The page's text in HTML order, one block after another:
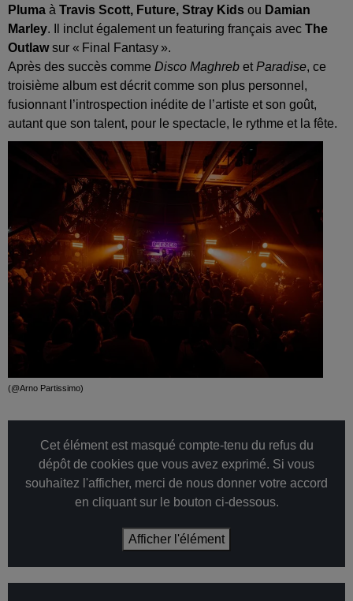
Pluma à Travis Scott, Future, Stray Kids ou Damian
Marley. Il inclut également un featuring français avec The
Outlawsur « Final Fantasy ».
Après des succès comme Disco Maghreb etParadise, ce
troisième album est décrit comme son plus personnel,
fusionnant l’introspection inédite de l’artiste et son goût,
autant que son talent, pour le spectacle, le rythme et la fête.
(@Arno Partissimo)
Cet élément est masqué compte-tenu du refus du
dépôt de cookies que vous avez exprimé. Si vous
souhaitez l'afficher, merci de nous donner votre accord
en cliquant sur le bouton ci-dessous.
Afficher l'élément